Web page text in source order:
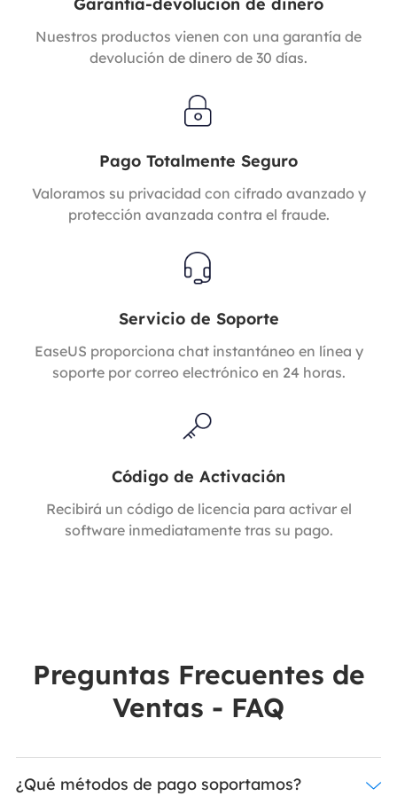
Nuestros productos vienen con una garantía de
devolución de dinero de 30 días.
Pago Totalmente Seguro
Valoramos su privacidad con cifrado avanzado y
protección avanzada contra el fraude.
Servicio de Soporte
EaseUS proporciona chat instantáneo en línea y
soporte por correo electrónico en 24 horas.
Código de Activación
Recibirá un código de licencia para activar el
software inmediatamente tras su pago.
Preguntas Frecuentes de
Ventas - FAQ
¿Qué métodos de pago soportamos?